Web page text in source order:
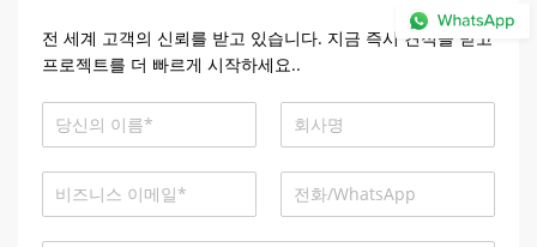
전 세계 고객의 신뢰를 받고 있습니다. 지금 즉시 견적을 받고
프로젝트를 더 빠르게 시작하세요..